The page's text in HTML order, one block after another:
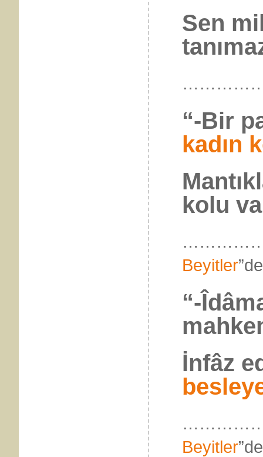
Sen
“-Bir
kadın
kolu
Beyitler
“-
İnfâz
Beyitler